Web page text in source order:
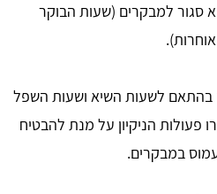
סגור למבקרים (שעות הבוקר
בהתאם לשעות השיא ושעות השפל
פעולות הניקיון על מנת להבטיח
עמוס במבקרים.